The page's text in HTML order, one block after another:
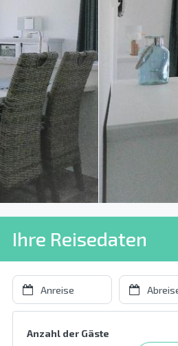
Ihre Reisedaten
Anzahl der Gäste